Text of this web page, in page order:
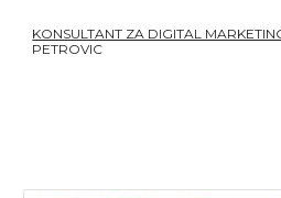
KONSULTANT ZA DIGITAL
PETROVIC